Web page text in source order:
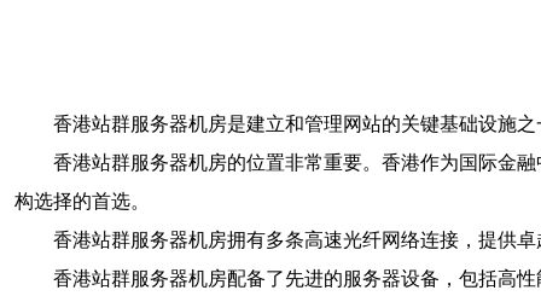
香港站群服务器机房是建立和管理网站的关键基础设施
香港站群服务器机房的位置非常重要。香港作为国际金
构选择的首选。
香港站群服务器机房拥有多条高速光纤网络连接，提供
香港站群服务器机房配备了先进的服务器设备，包括高